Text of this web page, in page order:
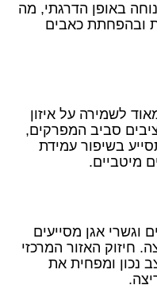
באופן הדרגתי, מה
ובהפחתת כאבים
לשמירה על איזון
סביב המפרקים,
בשיפור עמידת
מיטביים.
וגשרי אגן מסייעים
חיזוק האזור המרכזי
נכון ומפחית את